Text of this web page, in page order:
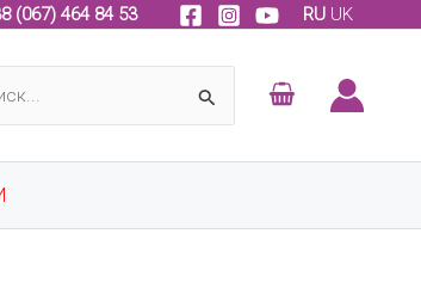
(067) 464 84 53 RU UK